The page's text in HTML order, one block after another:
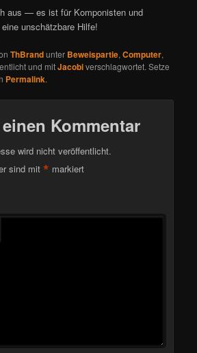
aus — es ist für Komponisten und
unschätzbare Hilfe!
ThBrandunter Beweispartie,Computer,
und mitJacobiverschlagwortet. Setze
Permalink.
Kommentar
wird nicht veröffentlicht.
sind mit* markiert